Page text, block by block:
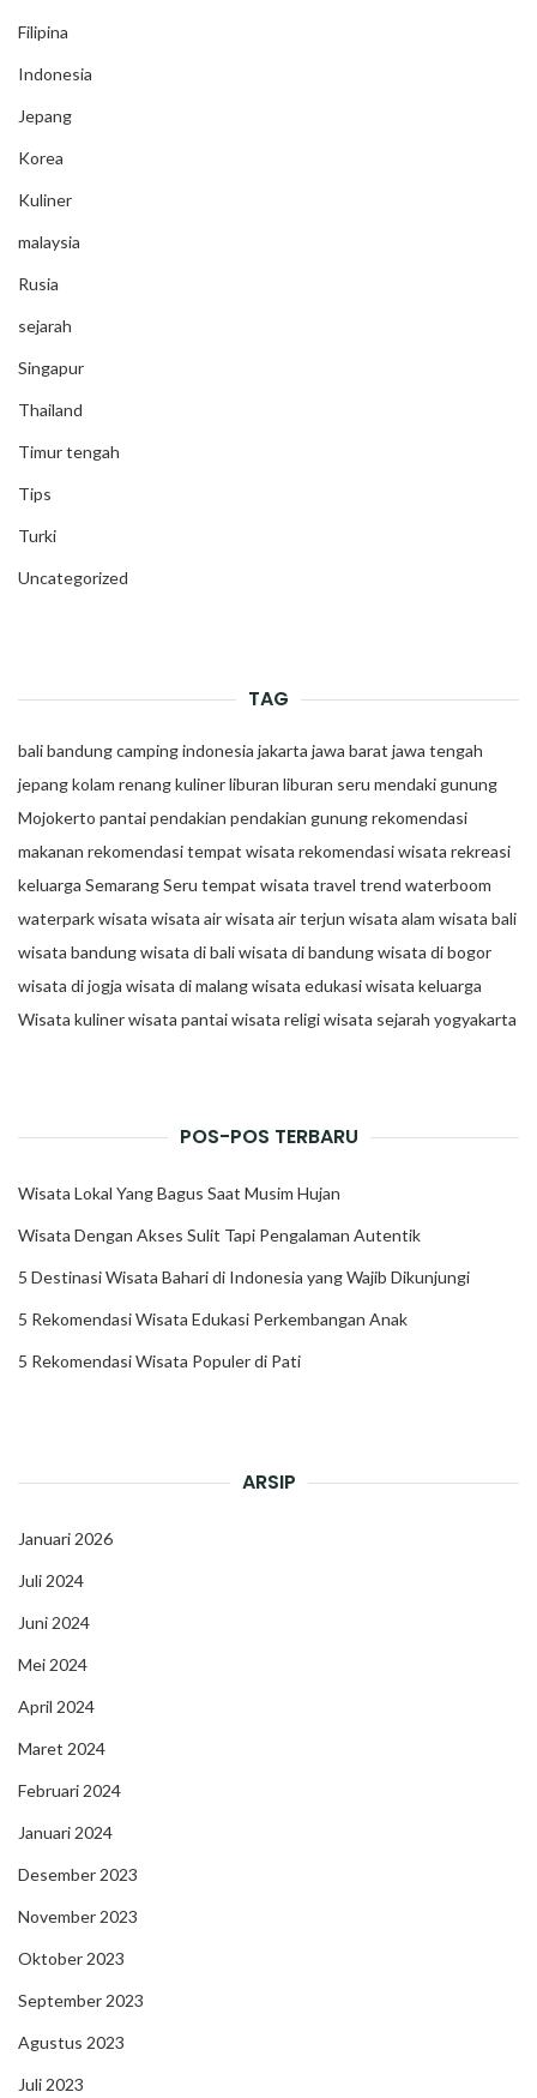
Filipina
Indonesia
Jepang
Korea
Kuliner
malaysia
Rusia
sejarah
Singapur
Thailand
Timur tengah
Tips
Turki
Uncategorized
TAG
balibandungcampingindonesia jakarta jawa barat jawa tengah
jepangkolam renangkulinerliburan liburan seru mendaki gunung
Mojokerto pantaipendakian pendakian gunungrekomendasi
makanan rekomendasi tempat wisata rekomendasi wisata rekreasi
keluarga SemarangSeru tempat wisata travel trend waterboom
waterparkwisata wisata airwisata air terjun wisata alam wisata bali
wisata bandungwisata di baliwisata di bandungwisata di bogor
wisata di jogja wisata di malangwisata edukasiwisata keluarga
Wisata kulinerwisata pantaiwisata religiwisata sejarah yogyakarta
POS-POS TERBARU
Wisata Lokal Yang Bagus Saat Musim Hujan
Wisata Dengan Akses Sulit Tapi Pengalaman Autentik
5 Destinasi Wisata Bahari di Indonesia yang Wajib Dikunjungi
5 Rekomendasi Wisata Edukasi Perkembangan Anak
5 Rekomendasi Wisata Populer di Pati
ARSIP
Januari 2026
Juli 2024
Juni 2024
Mei 2024
April 2024
Maret 2024
Februari 2024
Januari 2024
Desember 2023
November 2023
Oktober 2023
September 2023
Agustus 2023
Juli 2023